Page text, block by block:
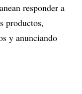
responder a
productos,
y anunciando